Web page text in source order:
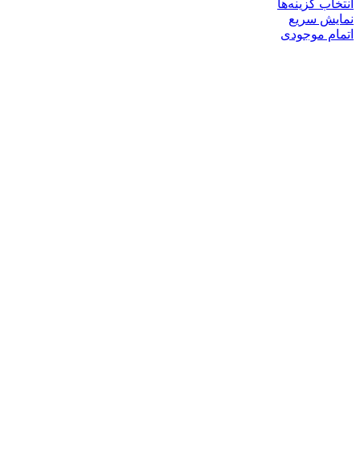
انتخاب گزینه‌ها
نمایش سریع
اتمام موجودی